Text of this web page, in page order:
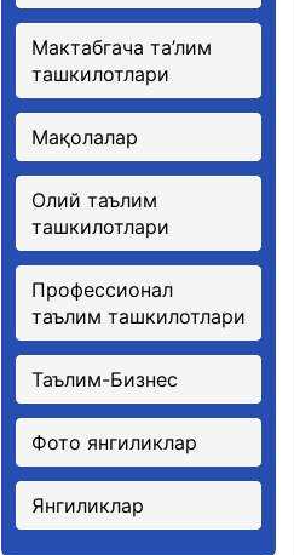
Мактабгача та’лим
ташкилотлари
Мақолалар
Олий таълим
ташкилотлари
Профессионал
таълим ташкилотлари
Таълим-Бизнес
Фото янгиликлар
Янгиликлар